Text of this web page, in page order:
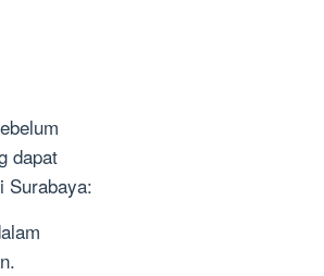
dapat
Surabaya: